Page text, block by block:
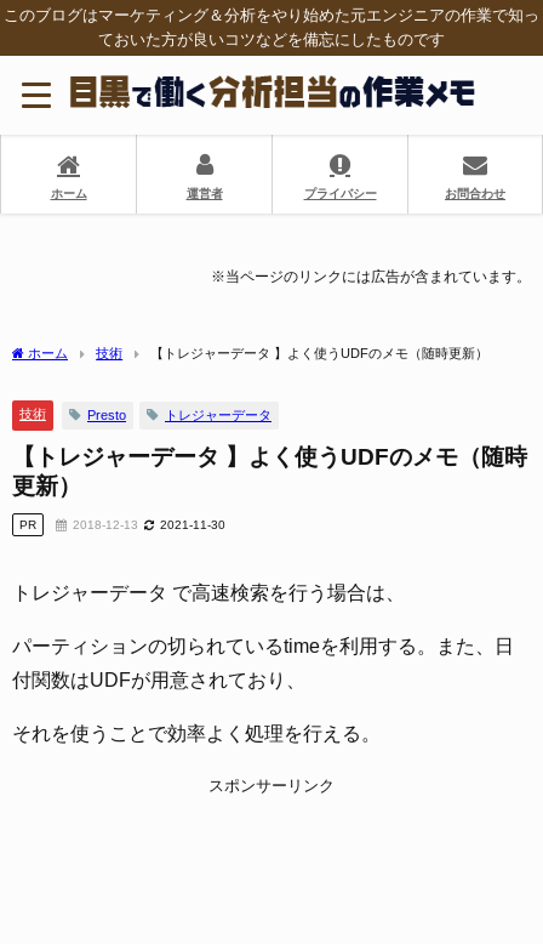
このブログはマーケティング＆分析をやり始めた元エンジニアの作業で知っ
ておいた方が良いコツなどを備忘にしたものです
ホーム 運営者 プライバシー お問合わせ
※当ページのリンクには広告が含まれています。
ホーム 技術 【トレジャーデータ 】よく使うUDFのメモ（随時更新）
技術 Presto トレジャーデータ
【トレジャーデータ 】よく使うUDFのメモ（随時
更新）
PR 2018-12-13 2021-11-30
トレジャーデータ で高速検索を行う場合は、
パーティションの切られているtimeを利用する。また、日
付関数はUDFが用意されており、
それを使うことで効率よく処理を行える。
スポンサーリンク